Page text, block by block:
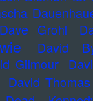
Dave Grohl
David
Gilmour
David Thomas